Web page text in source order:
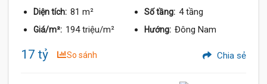
Diện tích: 81 m² Số tầng: 4 tầng
Giá/m²: 194 triệu/m² Hướng: Đông Nam
17 tỷ So sánh Chia sẻ